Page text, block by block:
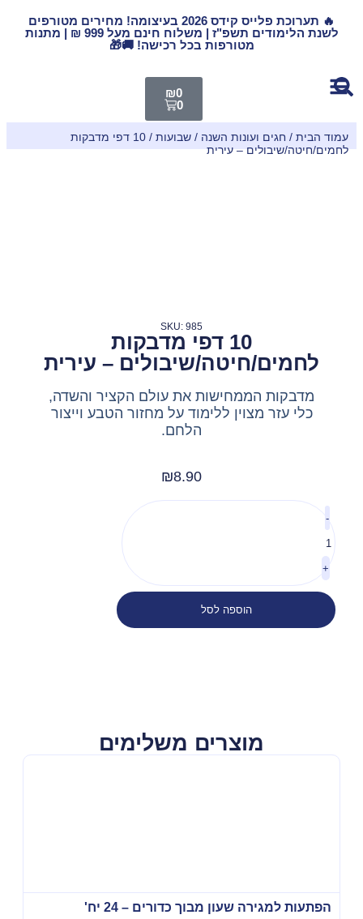
🔥 תערוכת פלייס קידס 2026 בעיצומה! מחירים מטורפים
לשנת הלימודים תשפ"ז | משלוח חינם מעל 999 ₪ | מתנות
מטורפות בכל רכישה! 🚚🎁
₪
עמוד הבית/ חגים ועונות השנה/ שבועות
/ 10 דפי מדבקות
לחמים/חיטה/שיבולים – עירית
SKU: 985
10 דפי מדבקות
לחמים/חיטה/שיבולים – עירית
מדבקות הממחישות את עולם הקציר והשדה,
כלי עזר מצוין ללימוד על מחזור הטבע וייצור
הלחם.
₪8.90
הוספה לסל
מוצרים משלימים
הפתעות למגירה שעון מבוך כדורים – 24 יח'